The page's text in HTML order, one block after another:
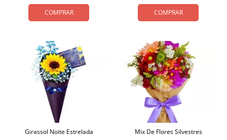
COMPRAR COMPRAR
Girassol Noite Estrelada Mix De Flores Silvestres